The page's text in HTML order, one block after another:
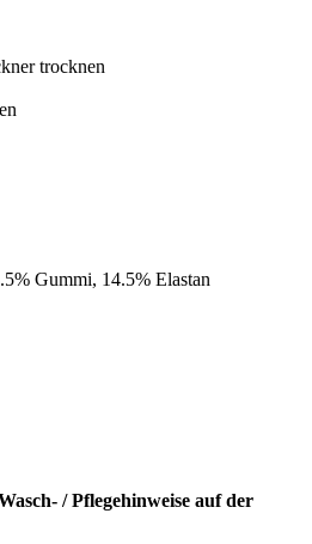
trocknen
Gummi, 14.5% Elastan
/ Pflegehinweise auf der